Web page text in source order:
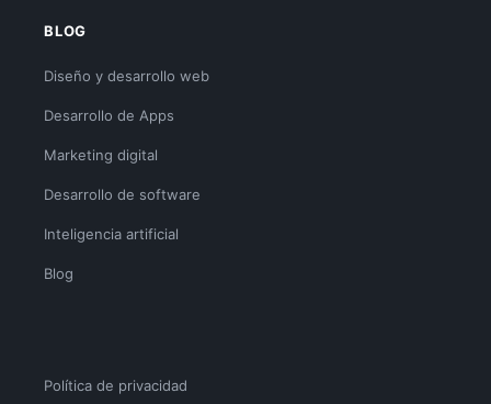
BLOG
Diseño y desarrollo web
Desarrollo de Apps
Marketing digital
Desarrollo de software
Inteligencia artificial
Blog
Política de privacidad